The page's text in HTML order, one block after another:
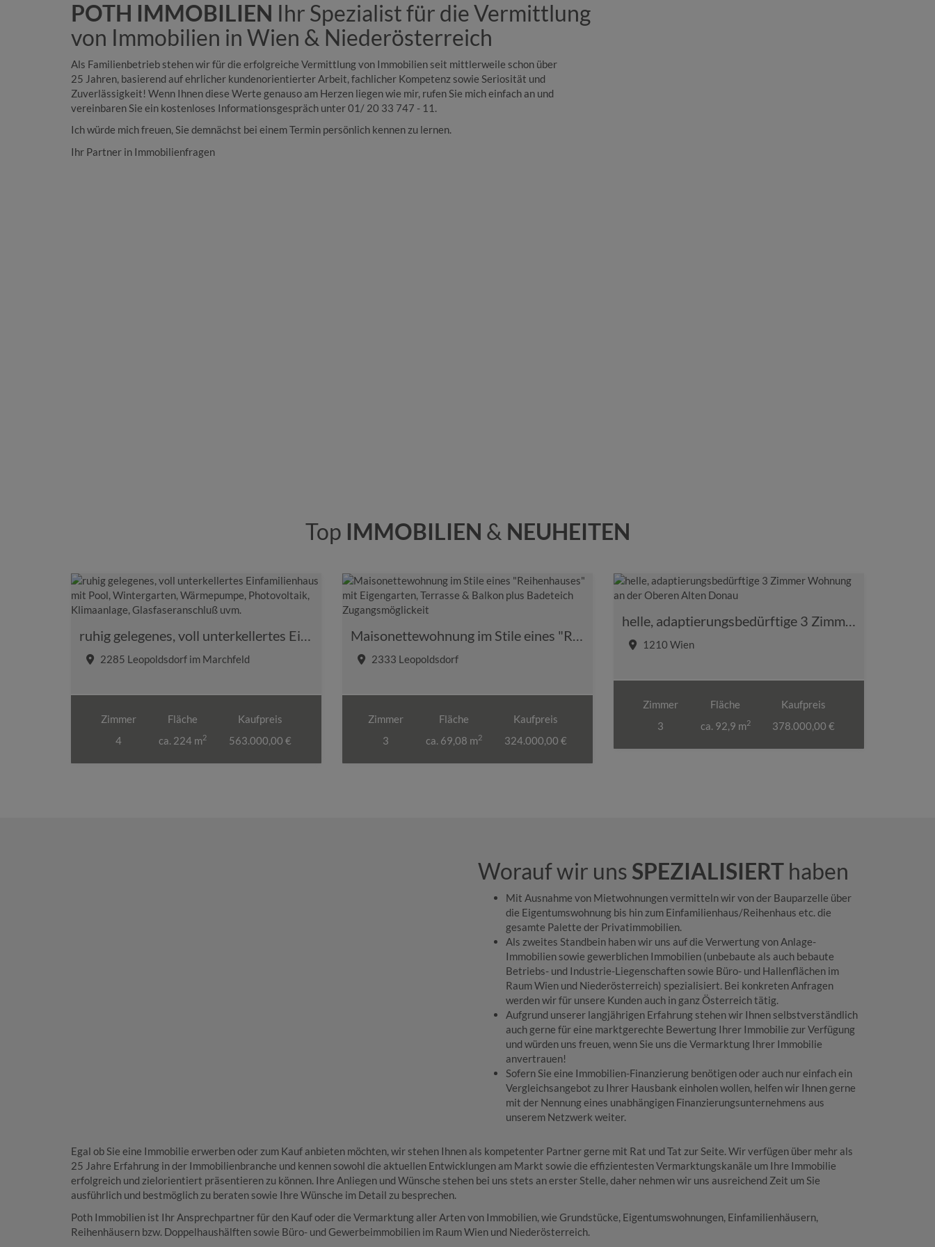
POTH IMMOBILIEN Ihr Spezialist für die Vermittlung
von Immobilien in Wien & Niederösterreich
Als Familienbetrieb stehen wir für die erfolgreiche Vermittlung von Immobilien seit mittlerweile schon über
25 Jahren, basierend auf ehrlicher kundenorientierter Arbeit, fachlicher Kompetenz sowie Seriosität und
Zuverlässigkeit! Wenn Ihnen diese Werte genauso am Herzen liegen wie mir, rufen Sie mich einfach an und
vereinbaren Sie ein kostenloses Informationsgespräch unter 01/ 20 33 747 - 11.
Ich würde mich freuen, Sie demnächst bei einem Termin persönlich kennen zu lernen.
Ihr Partner in Immobilienfragen
Top IMMOBILIEN & NEUHEITEN
2285 Leopoldsdorf im Marchfeld
Zimmer
4
Fläche
ca. 224 m2
Kaufpreis
563.000,00 €
2333 Leopoldsdorf
Zimmer
3
Fläche
ca. 69,08 m2
Kaufpreis
324.000,00 €
1210 Wien
Zimmer
3
Fläche
ca. 92,9 m2
Kaufpreis
378.000,00 €
Worauf wir uns SPEZIALISIERT haben
Mit Ausnahme von Mietwohnungen vermitteln wir von der Bauparzelle über
die Eigentumswohnung bis hin zum Einfamilienhaus/Reihenhaus etc. die
gesamte Palette der Privatimmobilien.
Als zweites Standbein haben wir uns auf die Verwertung von Anlage-
Immobilien sowie gewerblichen Immobilien (unbebaute als auch bebaute
Betriebs- und Industrie-Liegenschaften sowie Büro- und Hallenflächen im
Raum Wien und Niederösterreich) spezialisiert. Bei konkreten Anfragen
werden wir für unsere Kunden auch in ganz Österreich tätig.
Aufgrund unserer langjährigen Erfahrung stehen wir Ihnen selbstverständlich
auch gerne für eine marktgerechte Bewertung Ihrer Immobilie zur Verfügung
und würden uns freuen, wenn Sie uns die Vermarktung Ihrer Immobilie
anvertrauen!
Sofern Sie eine Immobilien-Finanzierung benötigen oder auch nur einfach ein
Vergleichsangebot zu Ihrer Hausbank einholen wollen, helfen wir Ihnen gerne
mit der Nennung eines unabhängigen Finanzierungsunternehmens aus
unserem Netzwerk weiter.
Egal ob Sie eine Immobilie erwerben oder zum Kauf anbieten möchten, wir stehen Ihnen als kompetenter Partner gerne mit Rat und Tat zur Seite. Wir verfügen über mehr als
25 Jahre Erfahrung in der Immobilienbranche und kennen sowohl die aktuellen Entwicklungen am Markt sowie die effizientesten Vermarktungskanäle um Ihre Immobilie
erfolgreich und zielorientiert präsentieren zu können. Ihre Anliegen und Wünsche stehen bei uns stets an erster Stelle, daher nehmen wir uns ausreichend Zeit um Sie
ausführlich und bestmöglich zu beraten sowie Ihre Wünsche im Detail zu besprechen.
Poth Immobilien ist Ihr Ansprechpartner für den Kauf oder die Vermarktung aller Arten von Immobilien, wie Grundstücke, Eigentumswohnungen, Einfamilienhäusern,
Reihenhäusern bzw. Doppelhaushälften sowie Büro- und Gewerbeimmobilien im Raum Wien und Niederösterreich.